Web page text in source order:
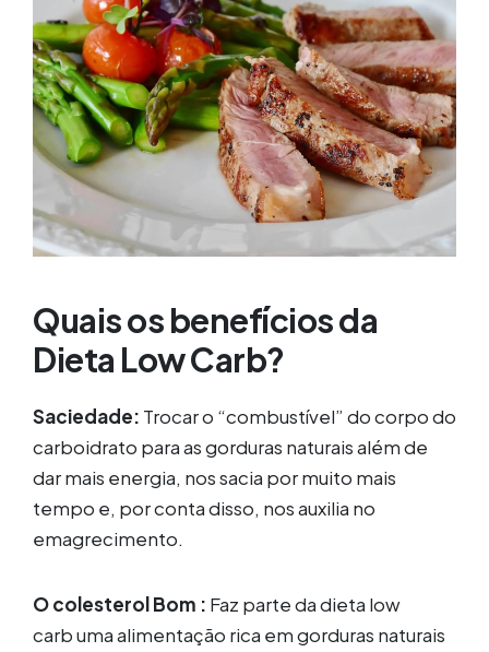
Quais os benefícios da
Dieta Low Carb?
Saciedade: Trocar o “combustível” do corpo do
carboidrato para as gorduras naturais além de
dar mais energia, nos sacia por muito mais
tempo e, por conta disso, nos auxilia no
emagrecimento.
O colesterol Bom : Faz parte dadieta low
carbuma alimentação rica em gorduras naturais